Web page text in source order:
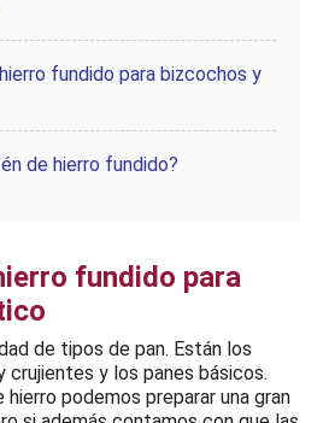
fundido para bizcochos y
de hierro fundido?
fundido para
de tipos de pan. Están los
crujientes y los panes básicos.
podemos preparar una gran